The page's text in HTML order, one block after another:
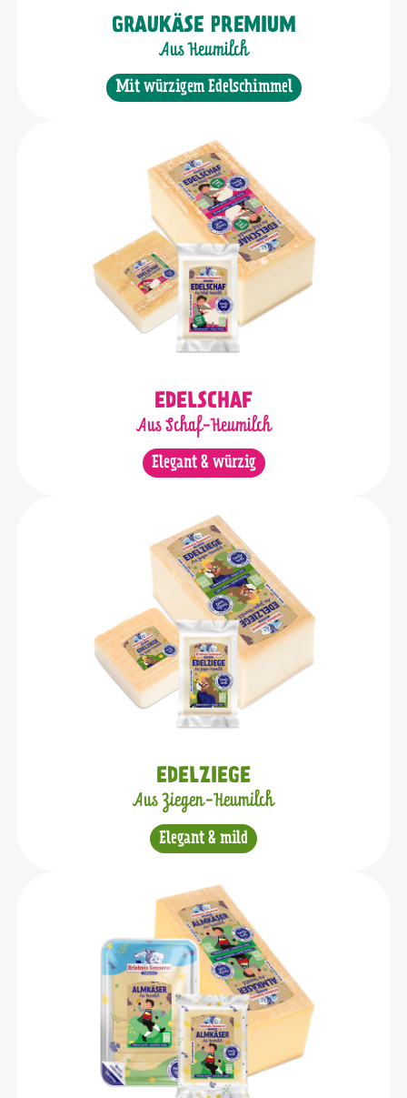
GRAUKÄSE PREMIUM
Aus Heumilch
Mit würzigem Edelschimmel
EDELSCHAF
Aus Schaf-Heumilch
Elegant & würzig
EDELZIEGE
Aus Ziegen-Heumilch
Elegant & mild